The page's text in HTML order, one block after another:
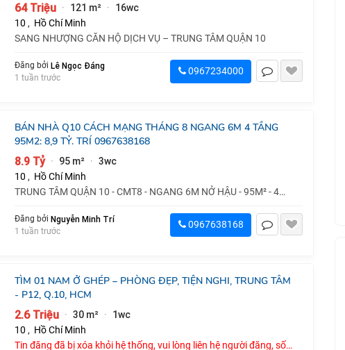
64 Triệu · 121 m² · 16wc
10 , Hồ Chí Minh
SANG NHƯỢNG CĂN HỘ DỊCH VỤ – TRUNG TÂM QUẬN 10
Đăng bởi Lê Ngọc Đáng
1 tuần trước
0967234000
BÁN NHÀ Q10 CÁCH MẠNG THÁNG 8 NGANG 6M 4 TẦNG
95M2: 8,9 TỶ. TRÍ 0967638168
8.9 Tỷ · 95 m² · 3wc
10 , Hồ Chí Minh
TRUNG TÂM QUẬN 10 - CMT8 - NGANG 6M NỞ HẬU - 95M² - 4
Đăng bởi Nguyễn Minh Trí
1 tuần trước
0967638168
TÌM 01 NAM Ở GHÉP – PHÒNG ĐẸP, TIỆN NGHI, TRUNG TÂM
- P12, Q.10, HCM
2.6 Triệu · 30 m² · 1wc
10 , Hồ Chí Minh
Tin đăng đã bị xóa khỏi hệ thống, vui lòng liên hệ người đăng, số